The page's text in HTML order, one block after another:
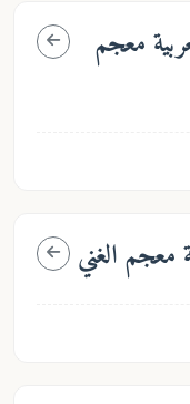
معجم
الغني